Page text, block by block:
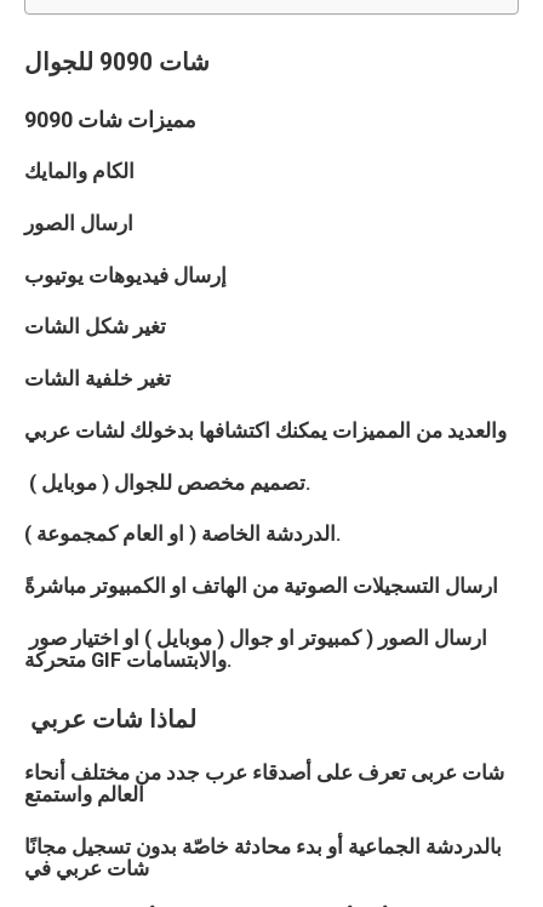
شات 9090 للجوال
مميزات شات 9090
الكام والمايك
ارسال الصور
إرسال فيديوهات يوتيوب
تغير شكل الشات
تغير خلفية الشات
والعديد من المميزات يمكنك اكتشافها بدخولك لشات عربي
تصميم مخصص للجوال ( موبايل ).
الدردشة الخاصة ( او العام كمجموعة ).
ارسال التسجيلات الصوتية من الهاتف او الكمبيوتر مباشرةً
متحركة GIF والابتسامات.
لماذا شات عربي
شات عربى تعرف على أصدقاء عرب جدد من مختلف أنحاء
العالم واستمتع
بالدردشة الجماعية أو بدء محادثة خاصّة بدون تسجيل مجانًا
شات عربي في